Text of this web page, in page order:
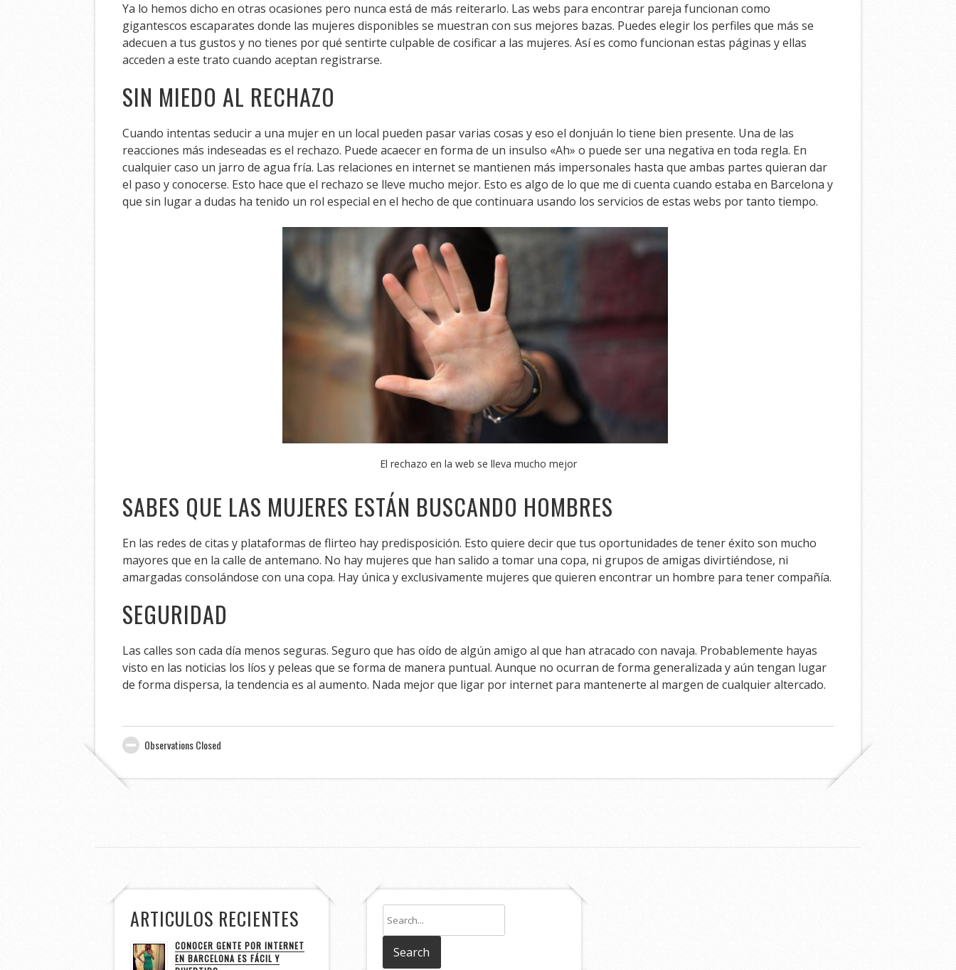
Ya lo hemos dicho en otras ocasiones pero nunca está de más reiterarlo. Las webs para encontrar pareja funcionan como
gigantescos escaparates donde las mujeres disponibles se muestran con sus mejores bazas. Puedes elegir los perfiles que más se
adecuen a tus gustos y no tienes por qué sentirte culpable de cosificar a las mujeres. Así es como funcionan estas páginas y ellas
acceden a este trato cuando aceptan registrarse.
SIN MIEDO AL RECHAZO
Cuando intentas seducir a una mujer en un local pueden pasar varias cosas y eso el donjuán lo tiene bien presente. Una de las
reacciones más indeseadas es el rechazo. Puede acaecer en forma de un insulso «Ah» o puede ser una negativa en toda regla. En
cualquier caso un jarro de agua fría. Las relaciones en internet se mantienen más impersonales hasta que ambas partes quieran dar
el paso y conocerse. Esto hace que el rechazo se lleve mucho mejor. Esto es algo de lo que me di cuenta cuando estaba en Barcelona y
que sin lugar a dudas ha tenido un rol especial en el hecho de que continuara usando los servicios de estas webs por tanto tiempo.
El rechazo en la web se lleva mucho mejor
SABES QUE LAS MUJERES ESTÁN BUSCANDO HOMBRES
En las redes de citas y plataformas de flirteo hay predisposición. Esto quiere decir que tus oportunidades de tener éxito son mucho
mayores que en la calle de antemano. No hay mujeres que han salido a tomar una copa, ni grupos de amigas divirtiéndose, ni
amargadas consolándose con una copa. Hay única y exclusivamente mujeres que quieren encontrar un hombre para tener compañía.
SEGURIDAD
Las calles son cada día menos seguras. Seguro que has oído de algún amigo al que han atracado con navaja. Probablemente hayas
visto en las noticias los líos y peleas que se forma de manera puntual. Aunque no ocurran de forma generalizada y aún tengan lugar
de forma dispersa, la tendencia es al aumento. Nada mejor que ligar por internet para mantenerte al margen de cualquier altercado.
Observations Closed
ARTICULOS RECIENTES
CONOCER GENTE POR INTERNET
EN BARCELONA ES FÁCIL Y